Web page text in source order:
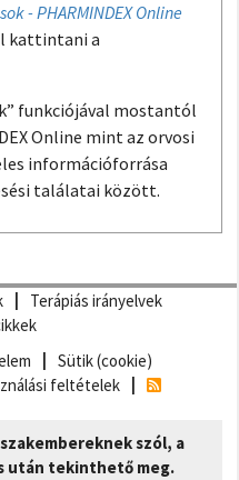
- PHARMINDEX Online
kattintani a
funkciójával mostantól
Online mint az orvosi
információforrása
találatai között.
Terápiás irányelvek
Sütik (cookie)
feltételek
szól, a
után tekinthető meg.